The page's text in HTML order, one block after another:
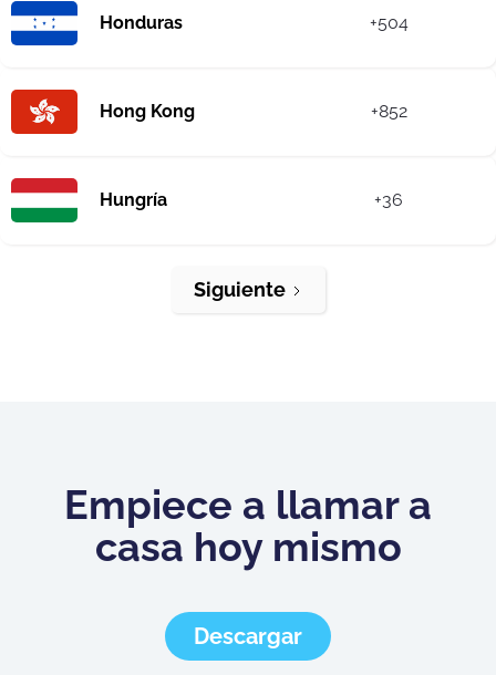
Honduras +504
Hong Kong +852
Hungría +36
Siguiente
Empiece a llamar a
casa hoy mismo
Descargar